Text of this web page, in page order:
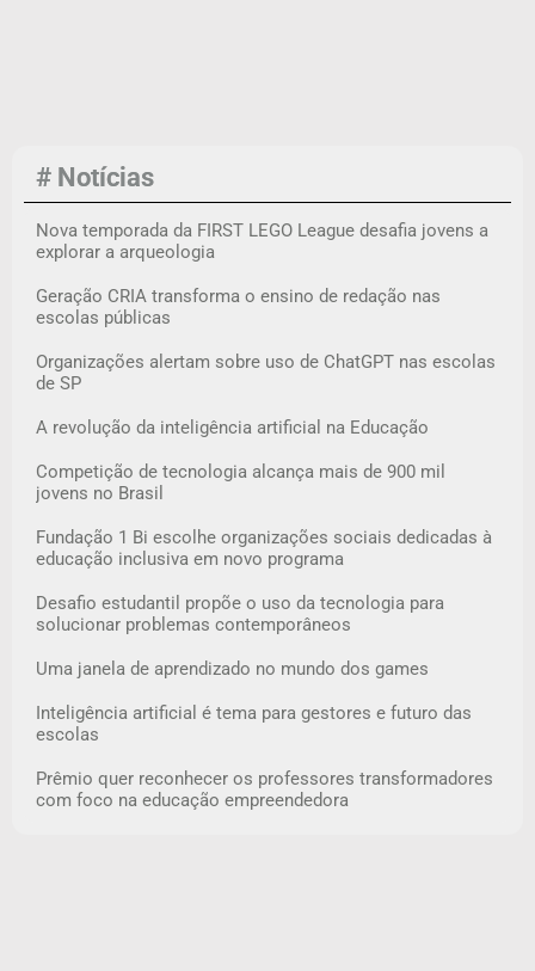
# Notícias
Nova temporada da FIRST LEGO League desafia jovens a
explorar a arqueologia
Geração CRIA transforma o ensino de redação nas
escolas públicas
Organizações alertam sobre uso de ChatGPT nas escolas
de SP
A revolução da inteligência artificial na Educação
Competição de tecnologia alcança mais de 900 mil
jovens no Brasil
Fundação 1 Bi escolhe organizações sociais dedicadas à
educação inclusiva em novo programa
Desafio estudantil propõe o uso da tecnologia para
solucionar problemas contemporâneos
Uma janela de aprendizado no mundo dos games
Inteligência artificial é tema para gestores e futuro das
escolas
Prêmio quer reconhecer os professores transformadores
com foco na educação empreendedora